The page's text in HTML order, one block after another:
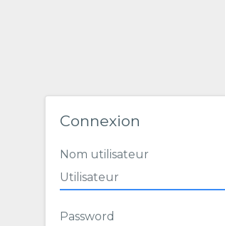
Connexion
Nom utilisateur
Password